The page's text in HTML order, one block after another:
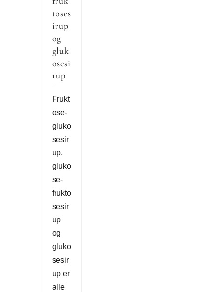
toses
irup
og
gluk
osesi
rup
Frukt
ose-
gluko
sesir
up,
gluko
se-
frukto
sesir
up
og
gluko
sesir
up er
alle